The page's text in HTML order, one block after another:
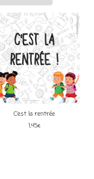
C’est la rentrée
1,45€